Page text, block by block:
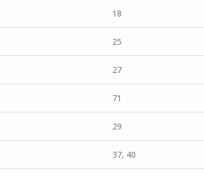
18
25
27
71
29
37, 40